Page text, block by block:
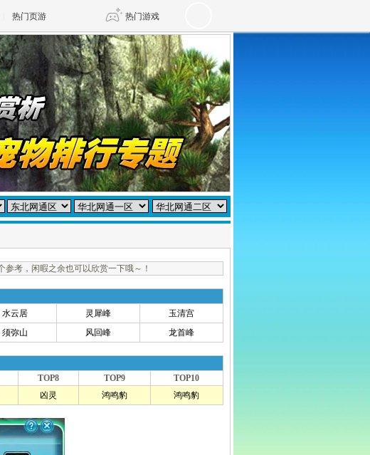
热门页游 热门游戏
魔兽 DNF 传奇4
天堂 剑网3旗舰版 新天龙八部
王权与自由 诛仙世界 仙剑世界
考，闲暇之余也可以欣赏一下哦～！
水云居 灵犀峰
玉清宫
须弥山 风回峰 龙首峰
TOP8 TOP9
TOP10
凶灵 鸿鸣豹 鸿鸣豹